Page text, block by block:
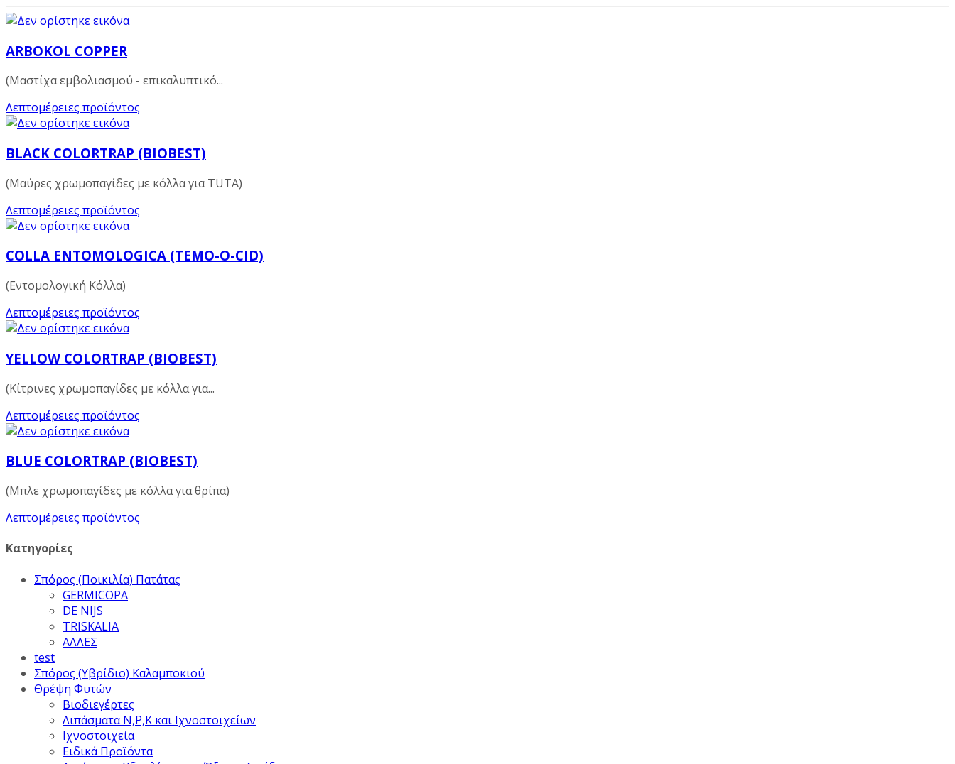
ARBOKOL COPPER
(Μαστίχα εμβολιασμού - επικαλυπτικό...
Λεπτομέρειες προϊόντος
BLACK COLORTRAP (BIOBEST)
(Μαύρες χρωμοπαγίδες με κόλλα για TUTA)
Λεπτομέρειες προϊόντος
COLLA ENTOMOLOGICA (TEMO-O-CID)
(Εντομολογική Κόλλα)
Λεπτομέρειες προϊόντος
YELLOW COLORTRAP (BIOBEST)
(Κίτρινες χρωμοπαγίδες με κόλλα για...
Λεπτομέρειες προϊόντος
ΒLUE COLORTRAP (BIOBEST)
(Μπλε χρωμοπαγίδες με κόλλα για θρίπα)
Λεπτομέρειες προϊόντος
Κατηγορίες
Σπόρος (Ποικιλία) Πατάτας
GERMICOPA
DE NIJS
TRISKALIA
ΑΛΛΕΣ
test
Σπόρος (Υβρίδιο) Καλαμποκιού
Θρέψη Φυτών
Βιοδιεγέρτες
Λιπάσματα Ν,Ρ,Κ και Ιχνοστοιχείων
Ιχνοστοιχεία
Ειδικά Προϊόντα